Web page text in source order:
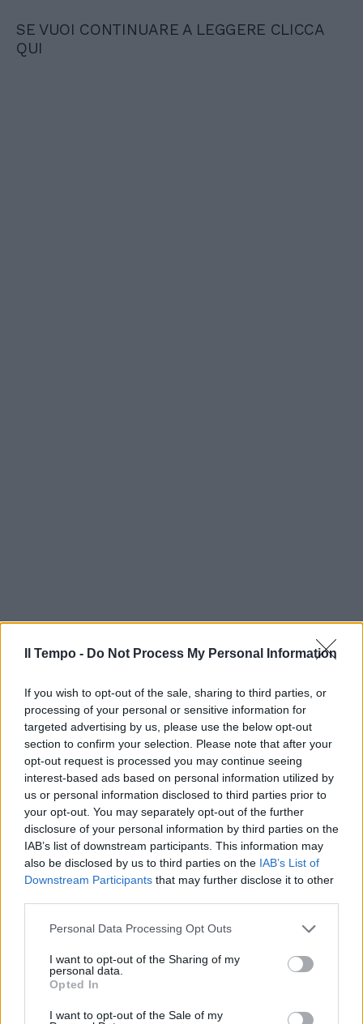
Il Tempo - Do Not Process My Personal Information
If you wish to opt-out of the sale, sharing to third parties, or
processing of your personal or sensitive information for
targeted advertising by us, please use the below opt-out
section to confirm your selection. Please note that after your
opt-out request is processed you may continue seeing
interest-based ads based on personal information utilized by
us or personal information disclosed to third parties prior to
your opt-out. You may separately opt-out of the further
disclosure of your personal information by third parties on the
IAB’s list of downstream participants. This information may
also be disclosed by us to third parties on the IAB’s List of
Downstream Participants that may further disclose it to other
Personal Data Processing Opt Outs
I want to opt-out of the Sharing of my
personal data.
Opted In
I want to opt-out of the Sale of my
SE VUOI CONTINUARE A LEGGERE CLICCA
QUI